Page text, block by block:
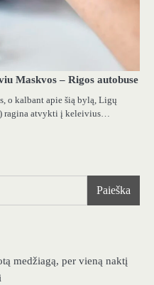
Maskvos – Rigos autobuse
o kalbant apie šią bylą, Ligų
ragina atvykti į keleivius…
Paieška
medžiagą, per vieną naktį